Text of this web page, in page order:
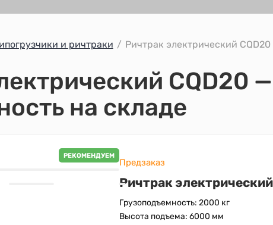
и ричтраки / Ричтрак электрический CQD20
CQD20
на складе
РЕКОМЕНДУЕМ
Предзаказ
Ричтрак
Грузоподъемность: 2000 кг
Высота подъема: 6000 мм